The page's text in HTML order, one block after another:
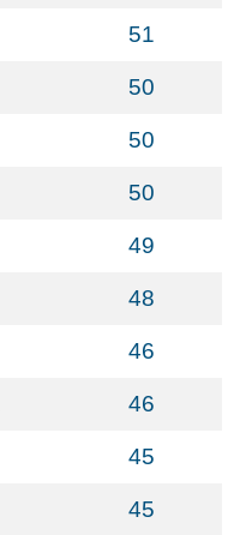
51
50
50
50
49
48
46
46
45
45